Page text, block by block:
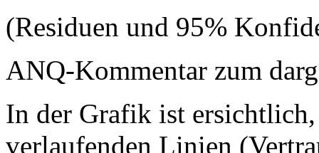
(Residuen und 95%
ANQ-Kommentar zum
In der Grafik ist
verlaufenden Linien